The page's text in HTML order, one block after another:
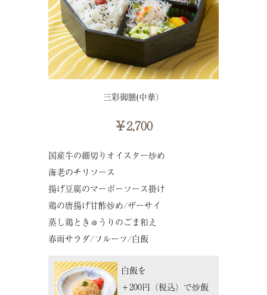
三彩御膳(中華）
￥2,700
国産牛の細切りオイスター炒め
海老のチリソース
揚げ豆腐のマーボーソース掛け
鶏の唐揚げ甘酢炒め/ザーサイ
蒸し鶏ときゅうりのごま和え
春雨サラダ/フルーツ/白飯
白飯を
＋200円（税込）で炒飯